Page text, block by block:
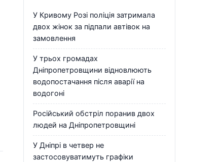
У Кривому Розі поліція затримала
двох жінок за підпали автівок на
замовлення
У трьох громадах
Дніпропетровщини відновлюють
водопостачання після аварії на
водогоні
Російський обстріл поранив двох
людей на Дніпропетровщині
У Дніпрі в четвер не
застосовуватимуть графіки